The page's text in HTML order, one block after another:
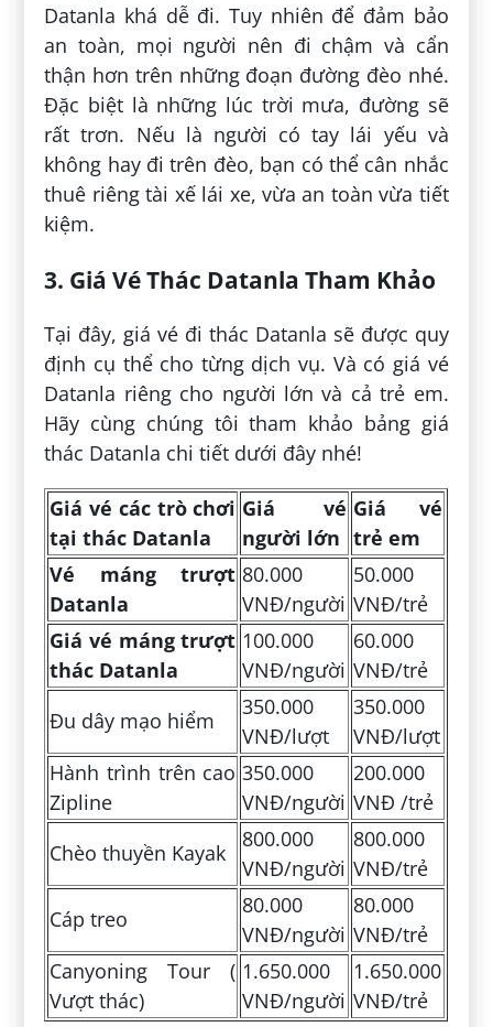
Datanla khá dễ đi. Tuy nhiên để đảm bảo
an toàn, mọi người nên đi chậm và cẩn
thận hơn trên những đoạn đường đèo nhé.
Đặc biệt là những lúc trời mưa, đường sẽ
rất trơn. Nếu là người có tay lái yếu và
không hay đi trên đèo, bạn có thể cân nhắc
thuê riêng tài xế lái xe, vừa an toàn vừa tiết
kiệm.
3. Giá Vé Thác Datanla Tham Khảo
Tại đây, giá vé đi thác Datanla sẽ được quy
định cụ thể cho từng dịch vụ. Và có giá vé
Datanla riêng cho người lớn và cả trẻ em.
Hãy cùng chúng tôi tham khảo bảng giá
thác Datanla chi tiết dưới đây nhé!
Giá vé các trò chơi
tại thác Datanla
Giá vé
người lớn
Giá vé
trẻ em
Vé máng trượt
Datanla
80.000
VNĐ/người
50.000
VNĐ/trẻ
Giá vé máng trượt
thác Datanla
100.000
VNĐ/người
60.000
VNĐ/trẻ
Đu dây mạo hiểm
350.000
VNĐ/lượt
350.000
VNĐ/lượt
Hành trình trên cao
Zipline
350.000
VNĐ/người
200.000
VNĐ /trẻ
Chèo thuyền Kayak
800.000
VNĐ/người
800.000
VNĐ/trẻ
Cáp treo
80.000
VNĐ/người
80.000
VNĐ/trẻ
Canyoning Tour (
Vượt thác)
1.650.000
VNĐ/người
1.650.000
VNĐ/trẻ